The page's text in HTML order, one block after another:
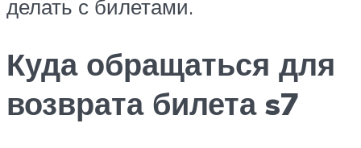
делать с билетами.
Куда обращаться для
возврата билета s7